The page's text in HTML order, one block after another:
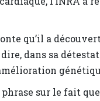
qu’il a
dans sa
phrase sur le fait